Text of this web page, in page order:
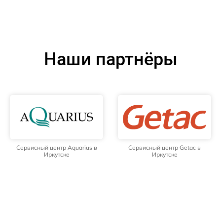
Наши партнёры
Сервисный центр Aquarius в
Иркутске
Сервисный центр Getac в
Иркутске